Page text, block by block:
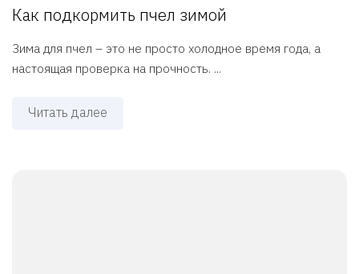
Как подкормить пчел зимой
Зима для пчел – это не просто холодное время года, а
настоящая проверка на прочность. ...
Читать далее